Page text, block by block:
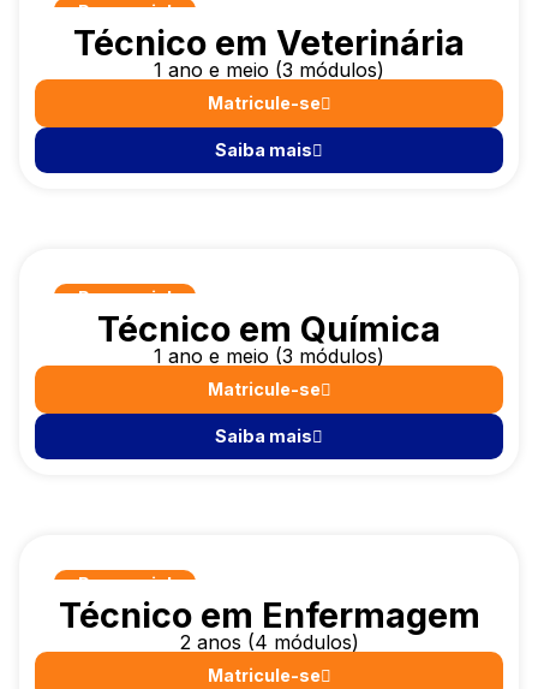
Presencial
Técnico em Veterinária
1 ano e meio (3 módulos)
Matricule-se
Saiba mais
Presencial
Técnico em Química
1 ano e meio (3 módulos)
Matricule-se
Saiba mais
Presencial
Técnico em Enfermagem
2 anos (4 módulos)
Matricule-se